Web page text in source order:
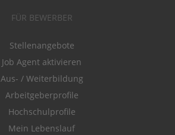
FÜR BEWERBER
Stellenangebote
Job Agent aktivieren
Aus- / Weiterbildung
Arbeitgeberprofile
Hochschulprofile
Mein Lebenslauf